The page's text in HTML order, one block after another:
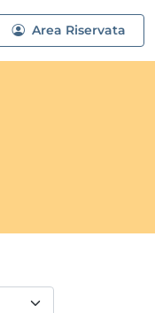
Area Riservata